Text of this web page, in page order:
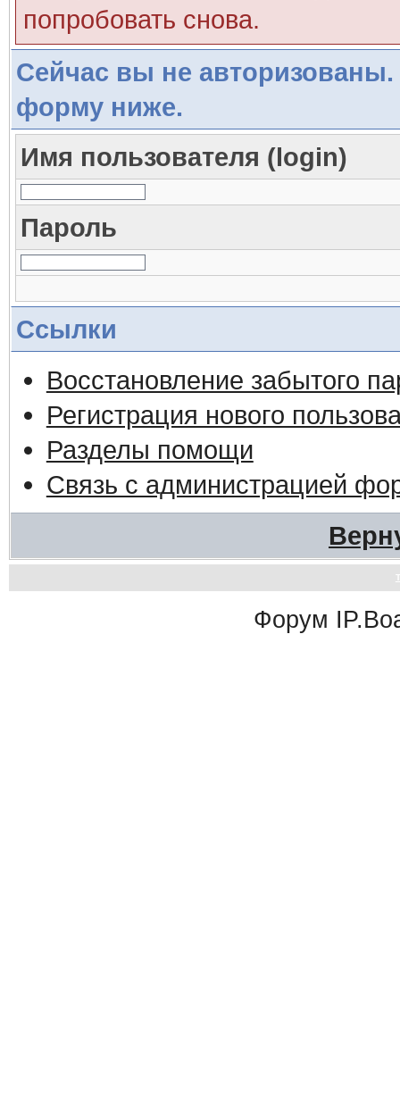
попробовать снова.
Сейчас вы не авторизованы.
форму ниже.
Имя пользователя (login)
Пароль
Ссылки
Восстановление забытого
Регистрация нового
Разделы помощи
Связь с администрацией
Форум